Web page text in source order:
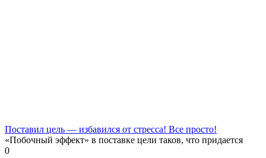
Поставил цель — избавился от стресса! Все просто!
«Побочный эффект» в поставке цели таков, что придается
0